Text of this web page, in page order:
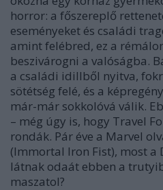
horror: a főszereplő
eseményeket és családi
amint felébred, ez a
beszivárogni a valóságba.
a családi idillből nyitva,
sötétség felé, és a
már-már sokkolóvá válik.
– még úgy is, hogy Travel
rondák. Pár éve a Marvel
(Immortal Iron Fist), most a
látnak odaát ebben a
maszatol?